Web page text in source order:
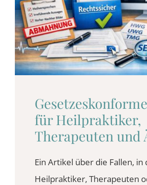
BLOG
KONTAKT
für Heilpraktiker,
Therapeuten und
Ein Artikel über die Fallen, in
Heilpraktiker, Therapeuten